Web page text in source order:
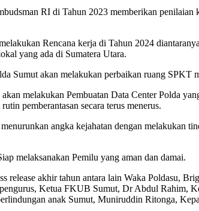
RI di Tahun 2023 memberikan
Rencana kerja di Tahun 2024
yang ada di Sumatera Utara.
Sumut akan melakukan perbaikan ruang SPKT
melakukan Pembuatan Data Center Polda
pemberantasan secara terus menerus.
angka kejahatan dengan melakukan
melaksanakan Pemilu yang aman dan damai.
release akhir tahun antara lain Waka Poldasu,
Ketua FKUB Sumut, Dr Abdul Rahim,
anak Sumut, Muniruddin Ritonga,